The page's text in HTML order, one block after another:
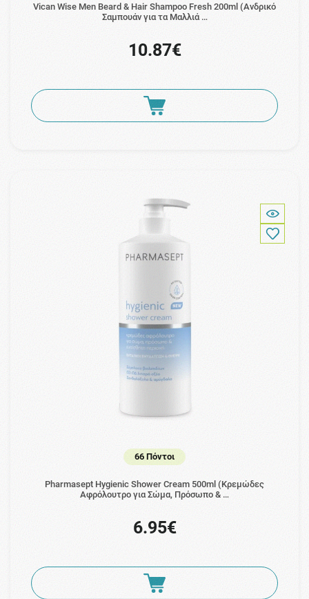
Vican Wise Men Beard & Hair Shampoo Fresh 200ml (Ανδρικό
Σαμπουάν για τα Μαλλιά …
10.87€
66 Πόντοι
Pharmasept Hygienic Shower Cream 500ml (Κρεμώδες
Aφρόλουτρο για Σώμα, Πρόσωπο & …
6.95€